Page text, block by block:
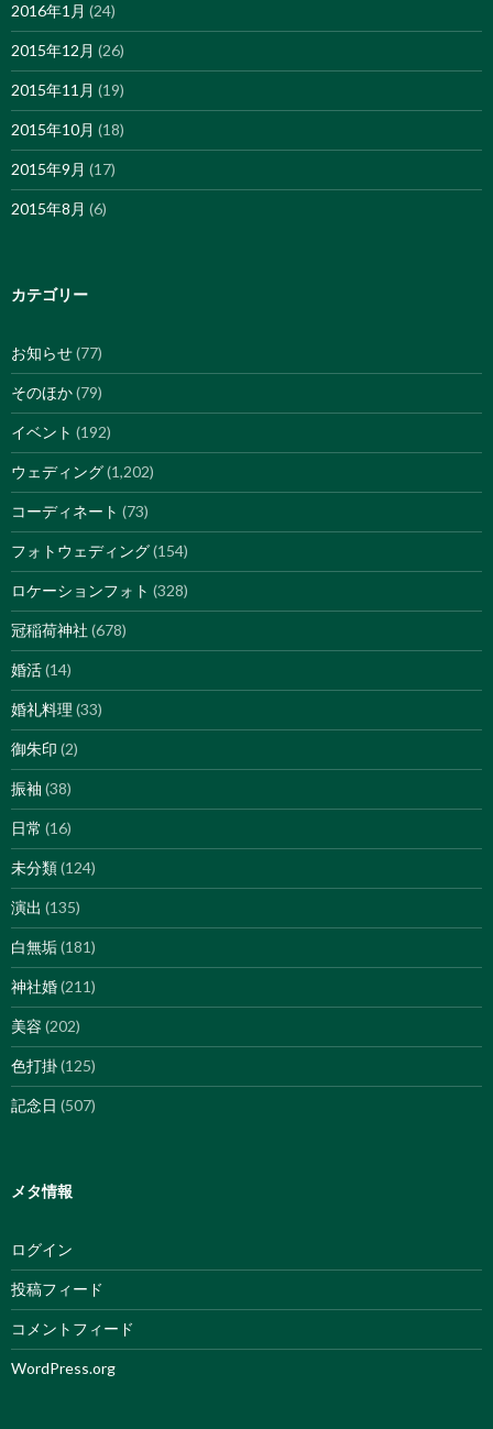
2016年1月 (24)
2015年12月 (26)
2015年11月 (19)
2015年10月 (18)
2015年9月 (17)
2015年8月 (6)
カテゴリー
お知らせ(77)
そのほか(79)
イベント (192)
ウェディング(1,202)
コーディネート (73)
フォトウェディング(154)
ロケーションフォト (328)
冠稲荷神社 (678)
婚活(14)
婚礼料理 (33)
御朱印 (2)
振袖 (38)
日常 (16)
未分類(124)
演出 (135)
白無垢(181)
神社婚(211)
美容 (202)
色打掛(125)
記念日 (507)
メタ情報
ログイン
投稿フィード
コメントフィード
WordPress.org